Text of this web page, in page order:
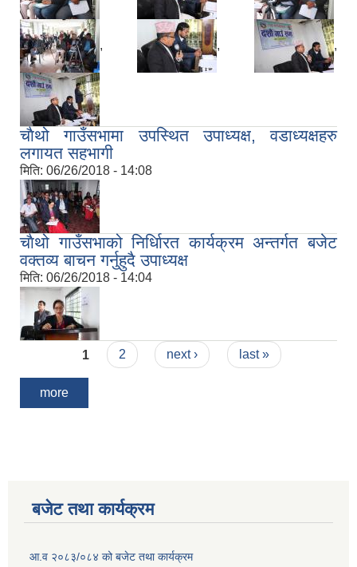
, , ,
चाैथो गाउँसभामा उपस्थित उपाध्यक्ष, वडाध्यक्षहरु
लगायत सहभागी
मिति: 06/26/2018 - 14:08
चाैथो गाउँसभाको निर्धािरत कार्यक्रम अन्तर्गत बजेट
वक्तव्य बाचन गर्नुहुदै उपाध्यक्ष
मिति: 06/26/2018 - 14:04
Pages
1 2 next › last »
more
बजेट तथा कार्यक्रम
आ.व २०८३/०८४ को बजेट तथा कार्यक्रम